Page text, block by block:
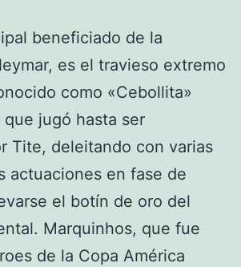
beneficiado de la
es el travieso extremo
como «Cebollita»
que jugó hasta ser
Tite, deleitando con varias
actuaciones en fase de
el botín de oro del
Marquinhos, que fue
de la Copa América